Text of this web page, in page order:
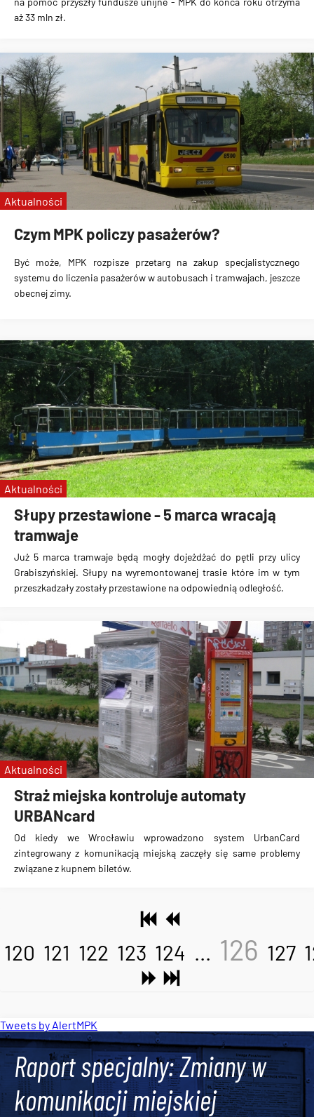
aż 33 mln zł.
Czym MPK policzy pasażerów?
Być może, MPK rozpisze przetarg na zakup specjalistycznego
systemu do liczenia pasażerów w autobusach i tramwajach, jeszcze
obecnej zimy.
Aktualności
Słupy przestawione - 5 marca wracają
tramwaje
Już 5 marca tramwaje będą mogły dojeżdżać do pętli przy ulicy
Grabiszyńskiej. Słupy na wyremontowanej trasie które im w tym
przeszkadzały zostały przestawione na odpowiednią odległość.
Aktualności
Straż miejska kontroluje automaty
URBANcard
Od kiedy we Wrocławiu wprowadzono system UrbanCard
zintegrowany z komunikacją miejską zaczęły się same problemy
związane z kupnem biletów.
Aktualności
120 121 122 123 124 ... 126 127
Tweets by AlertMPK
Raport specjalny: Zmiany w
komunikacji miejskiej